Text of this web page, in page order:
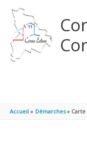
Accueil Démarches